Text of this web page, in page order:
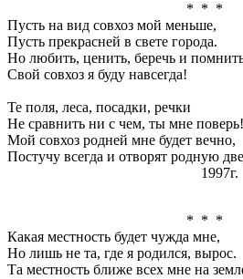
* * *
Пусть на вид совхоз мой меньше,
Пусть прекрасней в свете города.
Но любить, ценить, беречь и
Свой совхоз я буду навсегда!
Те поля, леса, посадки, речки
Не сравнить ни с чем, ты мне поверь!
Мой совхоз родней мне будет вечно,
Постучу всегда и отворят родную
1997г.
* * *
Какая местность будет чужда мне,
Но лишь не та, где я родился, вырос.
Та местность ближе всех мне на